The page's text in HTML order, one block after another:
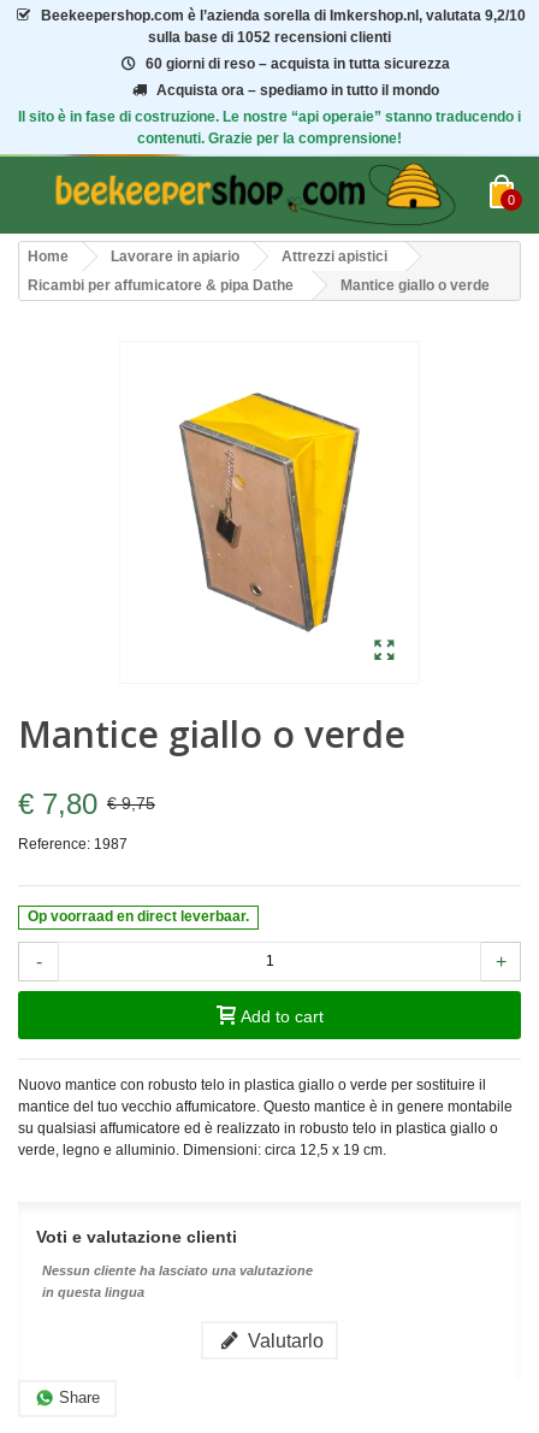
Beekeepershop.com è l’azienda sorella di Imkershop.nl, valutata 9,2/10
sulla base di 1052 recensioni clienti
60 giorni di reso – acquista in tutta sicurezza
Acquista ora – spediamo in tutto il mondo
Il sito è in fase di costruzione. Le nostre “api operaie” stanno traducendo i
contenuti. Grazie per la comprensione!
0
Home Lavorare in apiario
Attrezzi apistici
Ricambi per affumicatore & pipa Dathe
Mantice giallo o verde
Mantice giallo o verde
€ 7,80 € 9,75
Reference: 1987
Op voorraad en direct leverbaar.
- +
Add to cart
Nuovo mantice con robusto telo in plastica giallo o verde per sostituire il
mantice del tuo vecchio affumicatore. Questo mantice è in genere montabile
su qualsiasi affumicatore ed è realizzato in robusto telo in plastica giallo o
verde, legno e alluminio. Dimensioni: circa 12,5 x 19 cm.
Voti e valutazione clienti
Nessun cliente ha lasciato una valutazione
in questa lingua
Valutarlo
Share